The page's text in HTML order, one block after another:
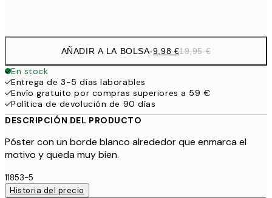
AÑADIR A LA BOLSA-9,98 €19,95 €
En stock
Entrega de 3-5 días laborables
Envío gratuito por compras superiores a 59 €
Política de devolución de 90 días
DESCRIPCIÓN DEL PRODUCTO
Póster con un borde blanco alrededor que enmarca el
motivo y queda muy bien.
11853-5
Historia del precio